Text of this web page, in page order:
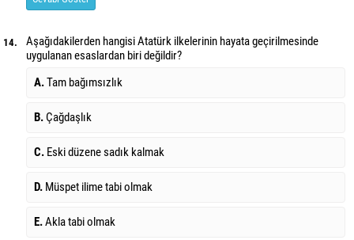
14.
Aşağıdakilerden hangisi Atatürk ilkelerinin hayata geçirilmesinde
uygulanan esaslardan biri değildir?
A.Tam bağımsızlık
B.Çağdaşlık
C. Eski düzene sadık kalmak
D. Müspet ilime tabi olmak
E.Akla tabi olmak